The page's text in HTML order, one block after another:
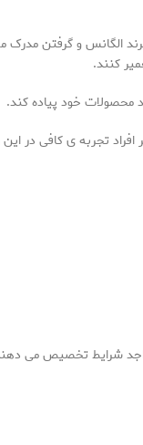
دوره های تعمیرات برند
کنند.
محصولات خود پیاده کند.
تجربه ی کافی در
واجد شرایط تخصیص می